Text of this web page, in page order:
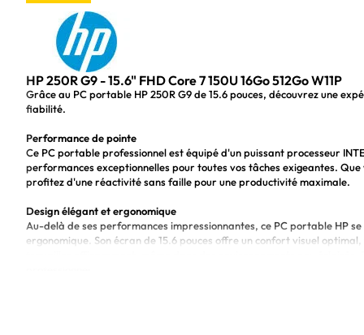
HP 250R G9 - 15.6" FHD Core 7 150U 16Go 512Go W11P
Grâce au PC portable HP 250R G9 de 15.6 pouces, découvrez une
fiabilité.
Performance de pointe
Ce PC portable professionnel est équipé d'un puissant processeur
performances exceptionnelles pour toutes vos tâches exigeantes.
profitez d'une réactivité sans faille pour une productivité maximale.
Design élégant et ergonomique
Au-delà de ses performances impressionnantes, ce PC portable HP
ergonomique. Son écran de 15.6 pouces offre un confort visuel